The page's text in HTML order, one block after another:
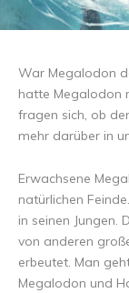
War Megalodon
hatte Megalodon
fragen sich, ob
mehr darüber in
Erwachsene
natürlichen
in seinen Jungen.
von anderen
erbeutet. Man
Megalodon und